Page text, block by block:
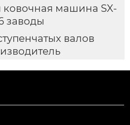
машина SX-
заводы
валов